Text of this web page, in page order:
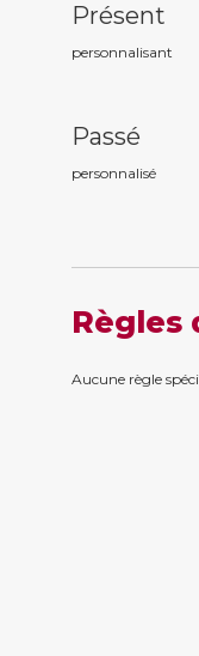
Présent
personnalisant
Passé
personnalisé
Règles
Aucune règle